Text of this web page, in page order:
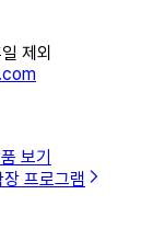
제외
보기
프로그램